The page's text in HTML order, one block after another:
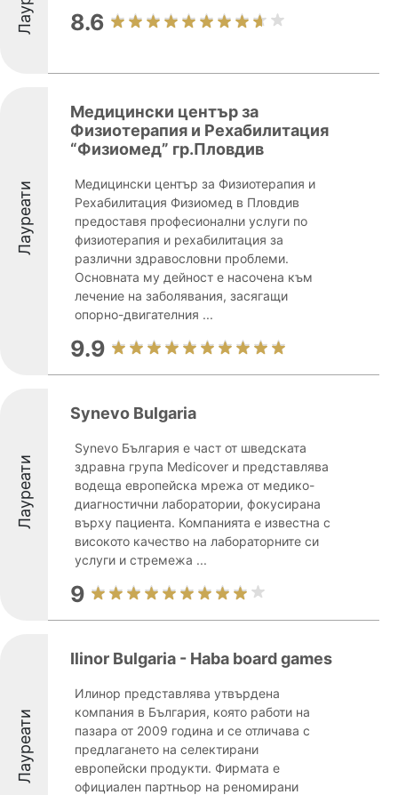
8.6
Лауреати
Медицински център за
Физиотерапия и Рехабилитация
“Физиомед” гр.Пловдив
Медицински център за Физиотерапия и
Рехабилитация Физиомед в Пловдив
предоставя професионални услуги по
физиотерапия и рехабилитация за
различни здравословни проблеми.
Основната му дейност е насочена към
лечение на заболявания, засягащи
опорно-двигателния ...
9.9
Лауреати
Synevo Bulgaria
Synevo България е част от шведската
здравна група Medicover и представлява
водеща европейска мрежа от медико-
диагностични лаборатории, фокусирана
върху пациента. Компанията е известна с
високото качество на лабораторните си
услуги и стремежа ...
9
Лауреати
Ilinor Bulgaria - Haba board games
Илинор представлява утвърдена
компания в България, която работи на
пазара от 2009 година и се отличава с
предлагането на селектирани
европейски продукти. Фирмата е
официален партньор на реномирани